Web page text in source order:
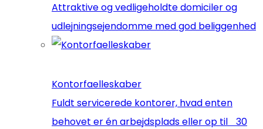
Attraktive og vedligeholdte domiciler og
udlejningsejendomme med god beliggenhed
Kontorfaelleskaber
Fuldt servicerede kontorer, hvad enten
behovet er én arbejdsplads eller op til 30